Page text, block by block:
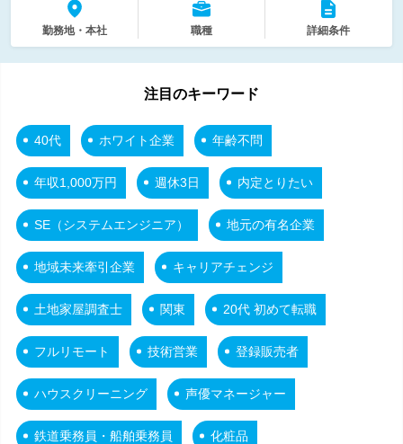
勤務地・本社 職種 詳細条件
注目のキーワード
40代 ホワイト企業 年齢不問
年収1,000万円 週休3日 内定とりたい
SE（システムエンジニア） 地元の有名企業
地域未来牽引企業 キャリアチェンジ
土地家屋調査士 関東 20代 初めて転職
フルリモート 技術営業 登録販売者
ハウスクリーニング 声優マネージャー
鉄道乗務員・船舶乗務員 化粧品